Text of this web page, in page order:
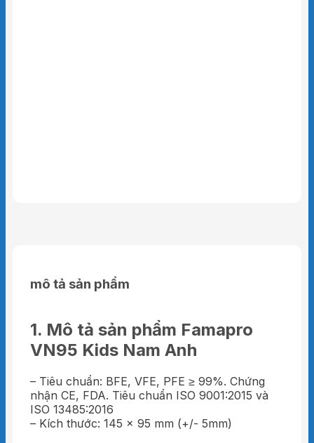
mô tả sản phẩm
1. Mô tả sản phẩm Famapro
VN95 Kids Nam Anh
– Tiêu chuẩn: BFE, VFE, PFE ≥ 99%. Chứng
nhận CE, FDA. Tiêu chuẩn ISO 9001:2015 và
ISO 13485:2016
– Kích thước: 145 x 95 mm (+/- 5mm)